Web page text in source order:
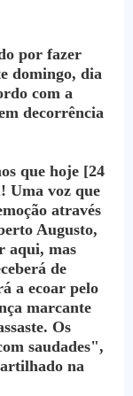
por fazer
domingo, dia
com a
decorrência
que hoje [24
Uma voz que
através
Augusto,
aqui, mas
de
a ecoar pelo
marcante
Os
saudades",
na